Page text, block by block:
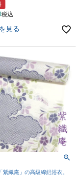
税込
見る
紫織庵」の高級綿絽浴衣。